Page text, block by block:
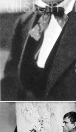
Pablo Picasso
Granger Collection